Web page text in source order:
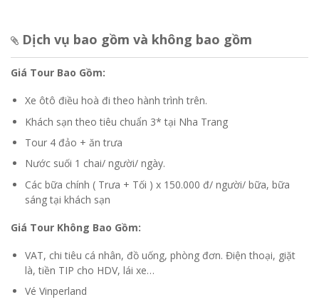
Dịch vụ bao gồm và không bao gồm
Giá Tour Bao Gồm:
Xe ôtô điều hoà đi theo hành trình trên.
Khách sạn theo tiêu chuẩn 3* tại Nha Trang
Tour 4 đảo + ăn trưa
Nước suối 1 chai/ người/ ngày.
Các bữa chính ( Trưa + Tối ) x 150.000 đ/ người/ bữa, bữa
sáng tại khách sạn
Giá Tour Không Bao Gồm:
VAT, chi tiêu cá nhân, đồ uống, phòng đơn. Điện thoại, giặt
là, tiền TIP cho HDV, lái xe…
Vé Vinperland